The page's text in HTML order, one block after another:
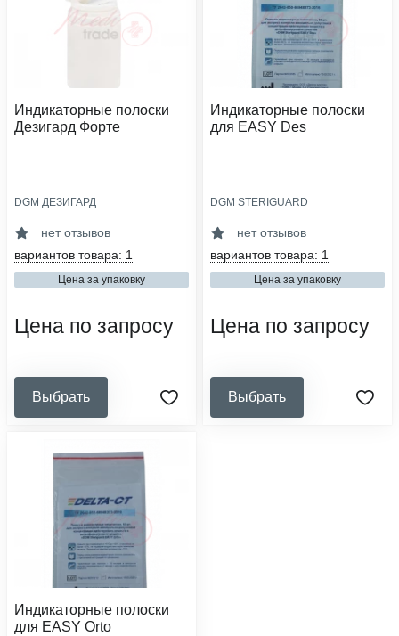
Индикаторные полоски
Дезигард Форте
область применения:
дезинфекция
100
сфера деятельности:
стоматология, салоны красоты,
ветеринарные клиники, аптеки,
DGM ДЕЗИГАРД
нет отзывов
вариантов товара: 1
Цена за упаковку
Цена по запросу
Выбрать
Индикаторные полоски
для EASY Des
дезинфекция
50
сфера деятельности:
ветеринарные клиники
DGM STERIGUARD
нет отзывов
вариантов товара: 1
Цена за упаковку
Цена по запросу
Выбрать
Индикаторные полоски
для EASY Orto